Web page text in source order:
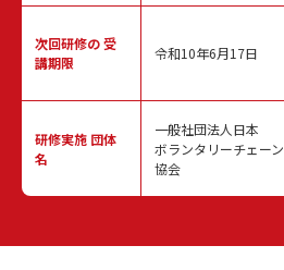
次回研修の受
講期限
研修実施 団体
名
令和10年6月17日
一般社団法人日本
ボランタリーチェーン
協会